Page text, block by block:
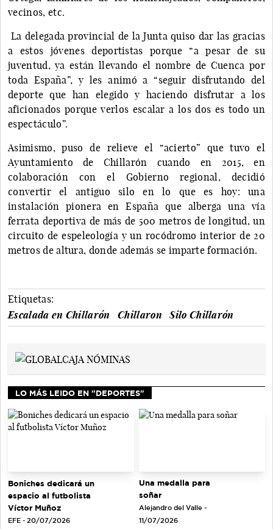
vecinos, etc.
La delegada provincial de la Junta quiso dar las gracias
a estos jóvenes deportistas porque “a pesar de su
juventud, ya están llevando el nombre de Cuenca por
toda España”, y les animó a “seguir disfrutando del
deporte que han elegido y haciendo disfrutar a los
aficionados porque verlos escalar a los dos es todo un
espectáculo”.
Asimismo, puso de relieve el “acierto” que tuvo el
Ayuntamiento de Chillarón cuando en 2015, en
colaboración con el Gobierno regional, decidió
convertir el antiguo silo en lo que es hoy: una
instalación pionera en España que alberga una vía
ferrata deportiva de más de 500 metros de longitud, un
circuito de espeleología y un rocódromo interior de 20
metros de altura, donde además se imparte formación.
Etiquetas:
Escalada en Chillarón
Chillaron Silo Chillarón
LO MÁS LEIDO EN "DEPORTES"
Boniches dedicará un
espacio al futbolista
Víctor Muñoz
EFE - 20/07/2026
Una medalla para
soñar
Alejandro del Valle -
11/07/2026